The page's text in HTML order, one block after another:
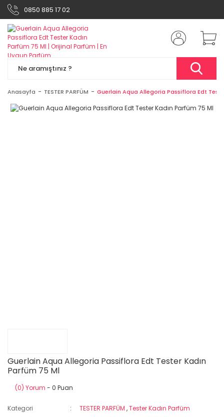
0850 885 17 02
Anasayfa TESTER PARFÜM Guerlain Aqua Allegoria Passiflora Edt
Guerlain Aqua Allegoria Passiflora Edt Tester Kadın
Parfüm 75 Ml
(0) Yorum - 0 Puan
Kategori TESTER PARFÜM ,Tester Kadın Parfüm